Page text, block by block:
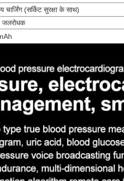
चार्जिंग (सर्किट सुरक्षा के साथ)
जलरोधक